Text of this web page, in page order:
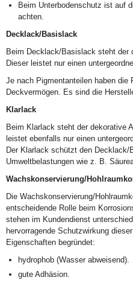
Beim Unterbodenschutz ist auf
achten.
Decklack/Basislack
Beim Decklack/Basislack steht der
Dieser leistet nur einen
Je nach Pigmentanteilen haben die
Deckvermögen. Es sind die
Klarlack
Beim Klarlack steht der dekorative
leistet ebenfalls nur einen
Der Klarlack schützt den Decklack/
Umweltbelastungen wie z. B.
Wachskonservierung/
Die Wachskonservierung/
entscheidende Rolle beim
stehen im Kundendienst
hervorragende Schutzwirkung
Eigenschaften begründet:
hydrophob (Wasser abweisend).
gute Adhäsion.